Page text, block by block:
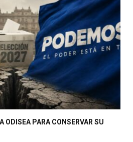
ODISEA PARA CONSERVAR SU